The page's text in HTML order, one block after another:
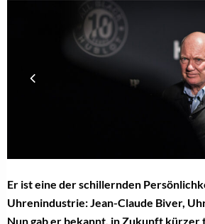
Er ist eine der schillernden
Uhrenindustrie: Jean-Claude Biver,
Nun gab er bekannt, in Zukunft kürzer